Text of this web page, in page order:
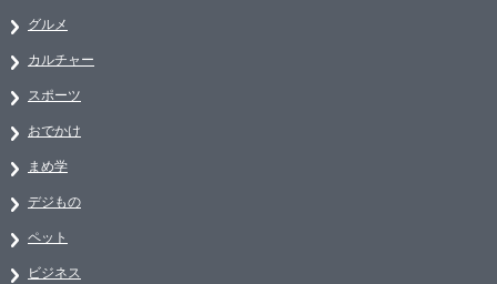
グルメ
カルチャー
スポーツ
おでかけ
まめ学
デジもの
ペット
ビジネス